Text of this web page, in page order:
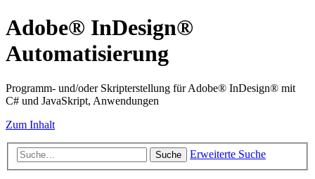
Adobe® InDesign®
Automatisierung
Programm- und/oder Skripterstellung für Adobe® InDesign® mit
C# und JavaSkript, Anwendungen
Zum Inhalt
Suche Erweiterte Suche